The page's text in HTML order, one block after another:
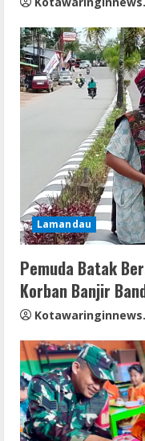
Lamandau
Pemuda Batak
Korban Banjir